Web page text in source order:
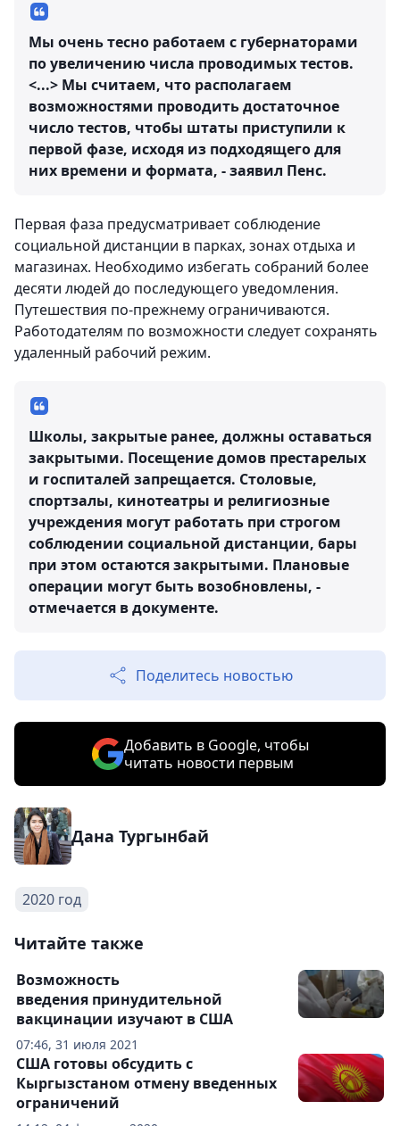
Мы очень тесно работаем с губернаторами
по увеличению числа проводимых тестов.
<...> Мы считаем, что располагаем
возможностями проводить достаточное
число тестов, чтобы штаты приступили к
первой фазе, исходя из подходящего для
них времени и формата, - заявил Пенс.
Первая фаза предусматривает соблюдение
социальной дистанции в парках, зонах отдыха и
магазинах. Необходимо избегать собраний более
десяти людей до последующего уведомления.
Путешествия по-прежнему ограничиваются.
Работодателям по возможности следует сохранять
удаленный рабочий режим.
Школы, закрытые ранее, должны оставаться
закрытыми. Посещение домов престарелых
и госпиталей запрещается. Столовые,
спортзалы, кинотеатры и религиозные
учреждения могут работать при строгом
соблюдении социальной дистанции, бары
при этом остаются закрытыми. Плановые
операции могут быть возобновлены, -
отмечается в документе.
Поделитесь новостью
Добавить в Google, чтобы
читать новости первым
Дана Тургынбай
2020 год
Читайте также
07:46, 31 июля 2021
Возможность
введения принудительной
вакцинации изучают в США
США готовы обсудить с
Кыргызстаном отмену введенных
ограничений